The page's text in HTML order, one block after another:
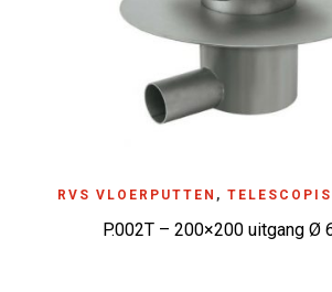
RVS VLOERPUTTEN ,
P.002T – 200×200 uitgang Ø